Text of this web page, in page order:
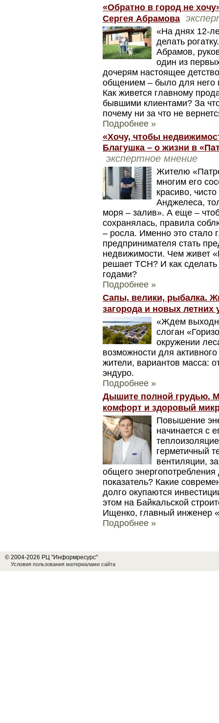
«Обратно в город не
Сергея Абрамова
«На днях 12-
делать
Абрамов,
один из
дочерям настоящее
общением – было для него
Как живется главному
бывшими клиентами? За
почему ни за что не
Подробнее »
«Хочу, чтобы
Благушка – о жизни в
экспертное мнение
Жителю
многим его
красиво,
Анджелеса,
моря – залив». А еще –
сохранялась, правила
– росла. Именно это стало
предпринимателя стать
недвижимости. Чем живет
решает ТСН? И как
годами?
Подробнее »
Сапы, велики, рыбалка.
загорода и новых летних
«Ждем
слоган
окружении
возможности для
жители, вариантов масса:
эндуро.
Подробнее »
Дышите полной грудью.
комфорт и здоровый
Повышение
начинается с
герметичный
вентиляции,
общего
показатель? Какие
долго окупаются
этом на Байкальской
Ищенко, главный инженер
Подробнее »
© 2004-2026 РЦ "Информресурс"
Условия пользования материалами сайта